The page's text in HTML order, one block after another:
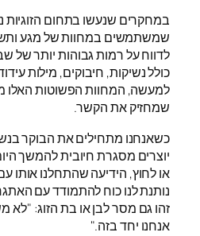
במחקרים שנעשו בתחום הזוגיות
שמשתמשים במחוות של מגע
לדווח על רמות גבוהות יותר של
כולל נשיקות, חיבוקים, מילות
למעשה, המחוות הפשוטות האלו
שמחזיק את הקשר.
כשאנחנו מתחילים את הבוקר
יוצרים מסגרת חיובית להמשך
או לחוץ, הידיעה שהתחלנו אותו
נותנת לנו כוח להתמודד עם
זהו גם מסר לבן או בת הזוג: "לא
אנחנו יחד בזה."